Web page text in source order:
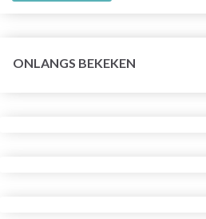
ONLANGS BEKEKEN